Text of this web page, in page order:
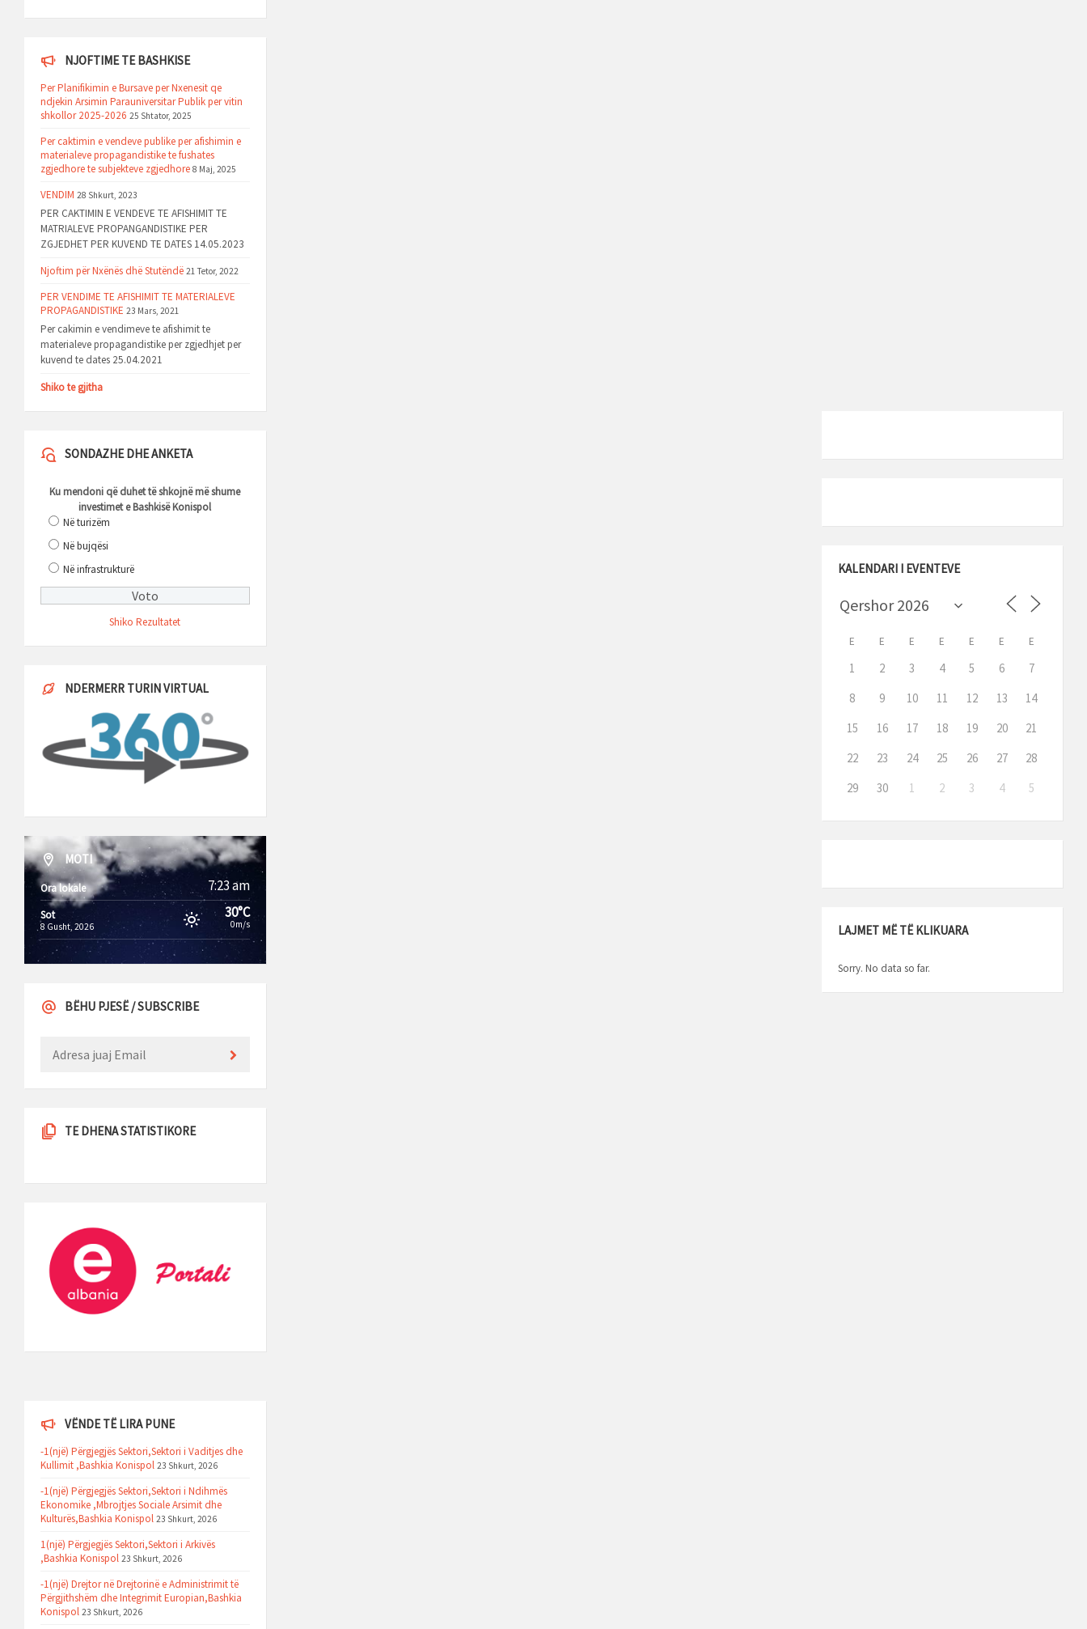
NJOFTIME TE BASHKISE
Per Planifikimin e Bursave per Nxenesit qe
ndjekin Arsimin Parauniversitar Publik per vitin
shkollor 2025-2026 25 Shtator, 2025
Per caktimin e vendeve publike per afishimin e
materialeve propagandistike te fushates
zgjedhore te subjekteve zgjedhore 8 Maj, 2025
VENDIM 28 Shkurt, 2023
PER CAKTIMIN E VENDEVE TE AFISHIMIT TE
MATRIALEVE PROPANGANDISTIKE PER
ZGJEDHET PER KUVEND TE DATES 14.05.2023
Njoftim për Nxënës dhë Stutëndë 21 Tetor, 2022
PER VENDIME TE AFISHIMIT TE MATERIALEVE
PROPAGANDISTIKE 23 Mars, 2021
Per cakimin e vendimeve te afishimit te
materialeve propagandistike per zgjedhjet per
kuvend te dates 25.04.2021
Shiko te gjitha
SONDAZHE DHE ANKETA
Ku mendoni që duhet të shkojnë më shume
investimet e Bashkisë Konispol
Në turizëm
Në bujqësi
Në infrastrukturë
Shiko Rezultatet
NDERMERR TURIN VIRTUAL
MOTI
Ora lokale 7:23 am
Sot
8 Gusht, 2026
30°C
0m/s
BËHU PJESË / SUBSCRIBE
TE DHENA STATISTIKORE
VËNDE TË LIRA PUNE
-1(një) Përgjegjës Sektori,Sektori i Vaditjes dhe
Kullimit ,Bashkia Konispol 23 Shkurt, 2026
-1(një) Përgjegjës Sektori,Sektori i Ndihmës
Ekonomike ,Mbrojtjes Sociale Arsimit dhe
Kulturës,Bashkia Konispol 23 Shkurt, 2026
1(një) Përgjegjës Sektori,Sektori i Arkivës
,Bashkia Konispol 23 Shkurt, 2026
-1(një) Drejtor në Drejtorinë e Administrimit të
Përgjithshëm dhe Integrimit Europian,Bashkia
Konispol 23 Shkurt, 2026
KALENDARI I EVENTEVE
E E E E E E E
1 2 3 4 5 6
7
8
9 10 11 12 13
14
15
16 17 18 19 20
21
22
23 24 25 26 27
28
29
30 1 2 3 4 5
LAJMET MË TË KLIKUARA
Sorry. No data so far.